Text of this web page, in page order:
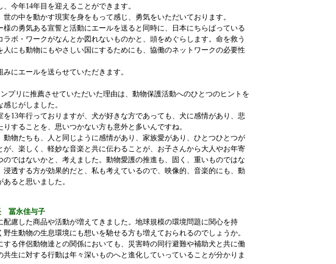
今年14年目を迎えることができます。
の中を動かす現実を身をもって感じ、勇気をいただいております。
の勇気ある宣誓と活動にエールを送ると同時に、日本にちらばっている
ラボ・ワークがなんとか図れないものかと、頭をめぐらします。命を救う
人にも動物にもやさしい国にするためにも、協働のネットワークの必要性
にエールを送らせていただきます。
プリに推薦させていただいた理由は、動物保護活動へのひとつのヒントを
じがしました。
13年行っておりますが、犬が好きな方であっても、犬に感情があり、悲
することを、思いつかない方も意外と多いんですね。
物たちも、人と同じように感情があり、家族愛があり、ひとつひとつが
が、楽しく、軽妙な音楽と共に伝わることが、お子さんから大人やお年寄
のではないかと、考えました。動物愛護の推進も、固く、重いものではな
浸透する方が効果的だと、私も考えているので、映像的、音楽的にも、動
ると思いました。
冨永佳与子
慮した商品や活動が増えてきました。地球規模の環境問題に関心を持
生動物の生息環境にも想いを馳せる方も増えておられるのでしょうか。
る伴侶動物達との関係においても、災害時の同行避難や補助犬と共に働
共生に対する行動は年々深いものへと進化していっていることが分かりま